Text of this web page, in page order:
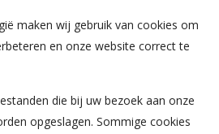
maken wij gebruik van cookies om
en onze website correct te
die bij uw bezoek aan onze
opgeslagen. Sommige cookies